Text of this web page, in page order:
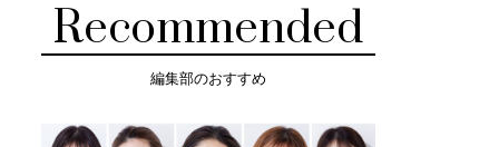
Recommended
編集部のおすすめ